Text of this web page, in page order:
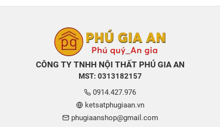
CÔNG TY TNHH NỘI THẤT PHÚ GIA AN
MST: 0313182157
0914.427.976
ketsatphugiaan.vn
phugiaanshop@gmail.com